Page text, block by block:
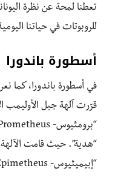
تعطنا لمحة عن نظرة
للروبوتات في حياتنا
أسطورة باندورا
قرّرت آلهة جبل الأوليمب
“هدية”. حيث قامت الآلهة